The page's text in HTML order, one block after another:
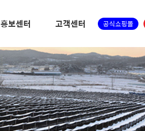
공식쇼핑몰
홍보센터 고객센터